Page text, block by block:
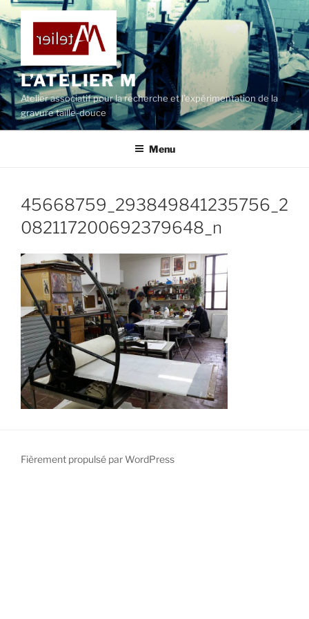
L’ATELIER M
Atelier associatif pour la recherche et l’expérimentation de la
gravure taille-douce
Menu
45668759_293849841235756_2
082117200692379648_n
Fièrement propulsé par WordPress